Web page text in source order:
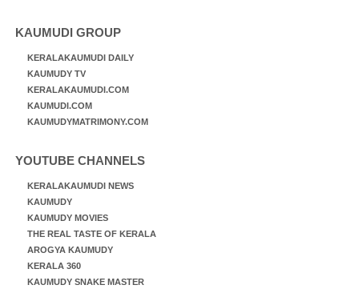
KAUMUDI GROUP
KERALAKAUMUDI DAILY
KAUMUDY TV
KERALAKAUMUDI.COM
KAUMUDI.COM
KAUMUDYMATRIMONY.COM
YOUTUBE CHANNELS
KERALAKAUMUDI NEWS
KAUMUDY
KAUMUDY MOVIES
THE REAL TASTE OF KERALA
AROGYA KAUMUDY
KERALA 360
KAUMUDY SNAKE MASTER